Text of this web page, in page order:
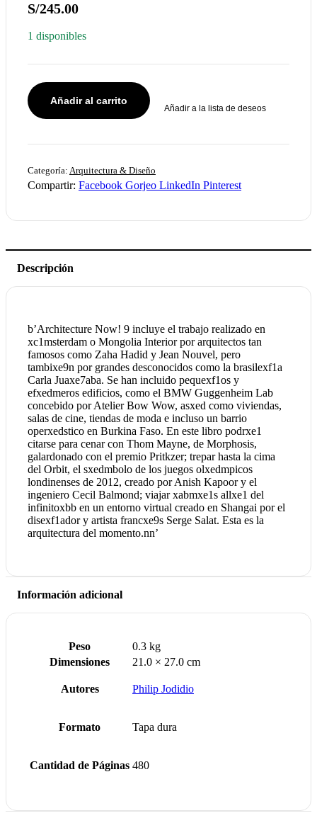
S/245.00
1 disponibles
Añadir al carrito
Añadir a la lista de deseos
Categoría: Arquitectura & Diseño
Compartir: Facebook Gorjeo LinkedIn Pinterest
Descripción
b’Architecture Now! 9 incluye el trabajo realizado en
xc1msterdam o Mongolia Interior por arquitectos tan
famosos como Zaha Hadid y Jean Nouvel, pero
tambixe9n por grandes desconocidos como la brasilexf1a
Carla Juaxe7aba. Se han incluido pequexf1os y
efxedmeros edificios, como el BMW Guggenheim Lab
concebido por Atelier Bow Wow, asxed como viviendas,
salas de cine, tiendas de moda e incluso un barrio
operxedstico en Burkina Faso. En este libro podrxe1
citarse para cenar con Thom Mayne, de Morphosis,
galardonado con el premio Pritkzer; trepar hasta la cima
del Orbit, el sxedmbolo de los juegos olxedmpicos
londinenses de 2012, creado por Anish Kapoor y el
ingeniero Cecil Balmond; viajar xabmxe1s allxe1 del
infinitoxbb en un entorno virtual creado en Shangai por el
disexf1ador y artista francxe9s Serge Salat. Esta es la
arquitectura del momento.nn’
Información adicional
Peso
0.3 kg
Dimensiones
21.0 × 27.0 cm
Autores Philip Jodidio
Formato Tapa dura
Cantidad de Páginas 480